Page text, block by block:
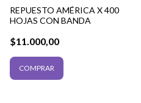
REPUESTO AMÉRICA X 400
HOJAS CON BANDA
$11.000,00